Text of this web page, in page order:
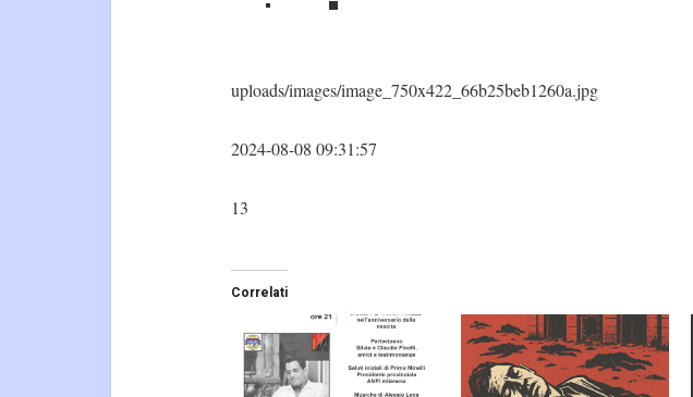
uploads/images/image_750x422_66b25beb1260a.jpg
2024-08-08 09:31:57
13
Correlati